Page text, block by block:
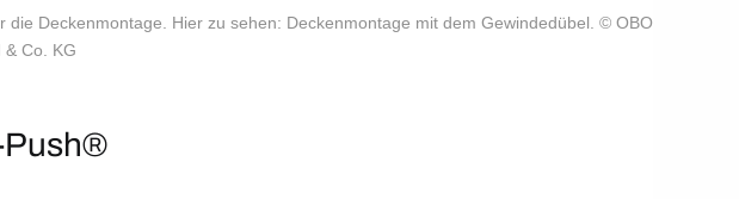
Deckenmontage. Hier zu sehen: Deckenmontage mit dem Gewindedübel. © OBO
Co. KG
Push®